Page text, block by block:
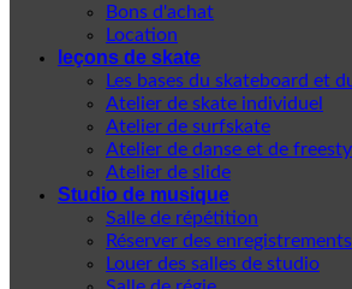
Bons d'achat
Location
leçons de skate
Les bases du skateboard et
Atelier de skate individuel
Atelier de surfskate
Atelier de danse et de
Atelier de slide
Studio de musique
Salle de répétition
Réserver des enregistrements
Louer des salles de studio